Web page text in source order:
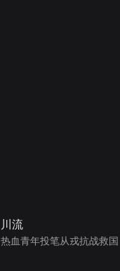
川流
热血青年投笔从戎抗战救国